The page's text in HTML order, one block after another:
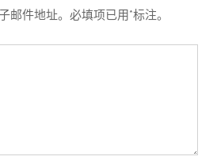
邮件地址。必填项已用*标注。